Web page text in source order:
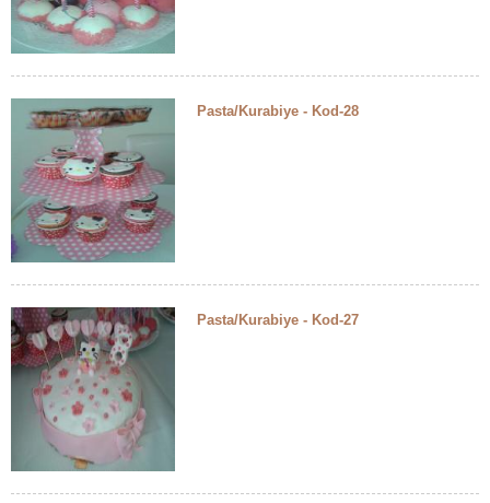
Pasta/Kurabiye - Kod-28
Pasta/Kurabiye - Kod-27